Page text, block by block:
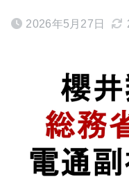
2026年5月27日